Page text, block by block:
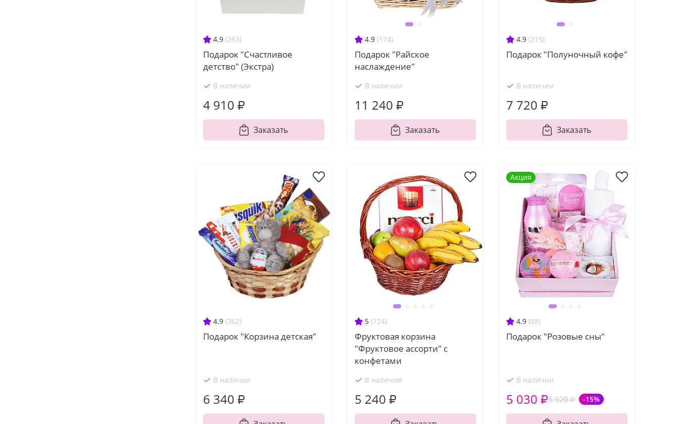
4.9 (263)
Подарок "Счастливое
детство" (Экстра)
В наличии
4 910 ₽
Заказать
4.9 (174)
Подарок "Райское
наслаждение"
В наличии
11 240 ₽
Заказать
4.9 (215)
Подарок "Полуночный кофе"
В наличии
7 720 ₽
Заказать
4.9 (362)
Подарок "Корзина детская"
В наличии
6 340 ₽
5 (724)
Фруктовая корзина
"Фруктовое ассорти" с
конфетами
В наличии
5 240 ₽
4.9 (88)
Подарок "Розовые сны"
В наличии
5 920 ₽ -15%
5 030 ₽
Акция